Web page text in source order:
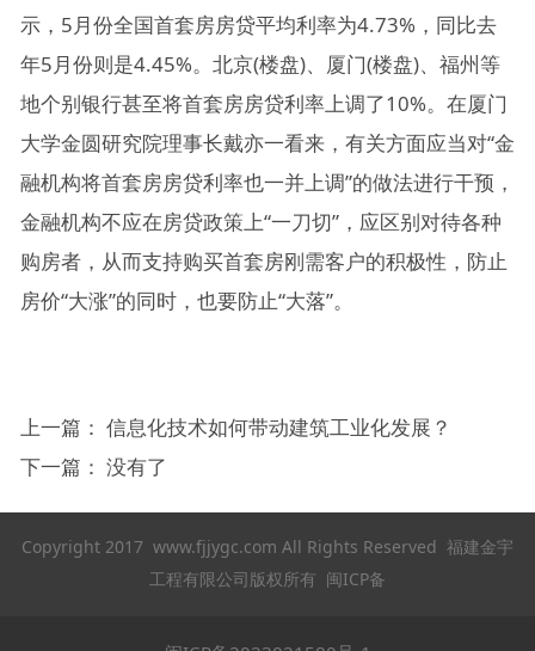
示，5月份全国首套房房贷平均利率为4.73%，同比去
年5月份则是4.45%。北京(楼盘)、厦门(楼盘)、福州等
地个别银行甚至将首套房房贷利率上调了10%。在厦门
大学金圆研究院理事长戴亦一看来，有关方面应当对“金
融机构将首套房房贷利率也一并上调”的做法进行干预，
金融机构不应在房贷政策上“一刀切”，应区别对待各种
购房者，从而支持购买首套房刚需客户的积极性，防止
房价“大涨”的同时，也要防止“大落”。
上一篇： 信息化技术如何带动建筑工业化发展？
下一篇： 没有了
Copyright 2017 www.fjjygc.com All Rights Reserved 福建金宇
工程有限公司版权所有 闽ICP备